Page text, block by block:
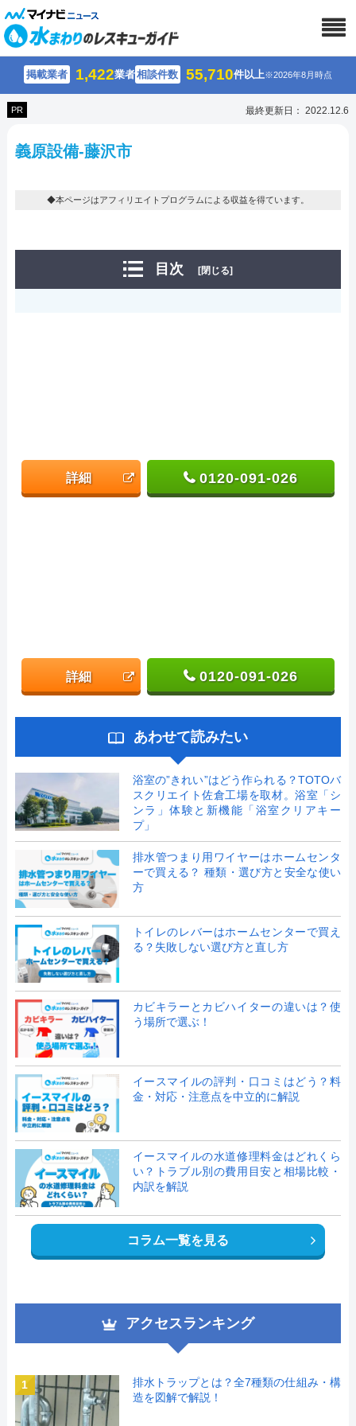
掲載業者 1,422業者相談件数 55,710件以上※2026年8月時点
PR 最終更新日： 2022.12.6
義原設備-藤沢市
◆本ページはアフィリエイトプログラムによる収益を得ています。
目次 [閉じる]
詳細 0120-091-026
詳細 0120-091-026
あわせて読みたい
浴室の”きれい”はどう作られる？TOTOバ
スクリエイト佐倉工場を取材。浴室「シ
ンラ」体験と新機能「浴室クリアキー
プ」
排水管つまり用ワイヤーはホームセンタ
ーで買える？ 種類・選び方と安全な使い
方
トイレのレバーはホームセンターで買え
る？失敗しない選び方と直し方
カビキラーとカビハイターの違いは？使
う場所で選ぶ！
イースマイルの評判・口コミはどう？料
金・対応・注意点を中立的に解説
イースマイルの水道修理料金はどれくら
い？トラブル別の費用目安と相場比較・
内訳を解説
コラム一覧を見る
アクセスランキング
1
排水トラップとは？全7種類の仕組み・構
造を図解で解説！